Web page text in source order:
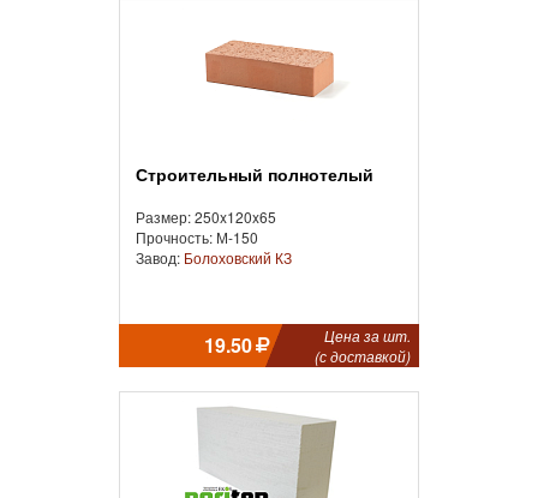
Строительный полнотелый
Размер: 250x120x65
Прочность: М-150
Завод: Болоховский КЗ
19.50
Цена за шт.
(с доставкой)